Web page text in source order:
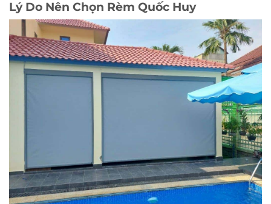
Lý Do Nên Chọn Rèm Quốc Huy